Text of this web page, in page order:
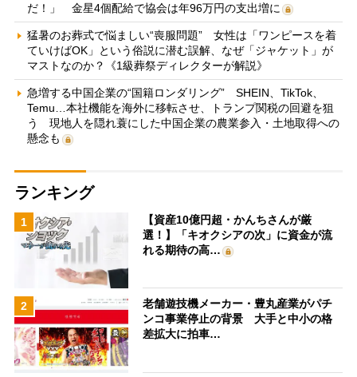
だ！」 金星4個配給で協会は年96万円の支出増に
猛暑のお葬式で悩ましい“喪服問題” 女性は「ワンピースを着
ていけばOK」という俗説に潜む誤解、なぜ「ジャケット」が
マストなのか？《1級葬祭ディレクターが解説》
急増する中国企業の“国籍ロンダリング” SHEIN、TikTok、
Temu…本社機能を海外に移転させ、トランプ関税の回避を狙
う 現地人を隠れ蓑にした中国企業の農業参入・土地取得への
懸念も
ランキング
1
【資産10億円超・かんちさんが厳
選！】「キオクシアの次」に資金が流
れる期待の高…
2
老舗遊技機メーカー・豊丸産業がパチ
ンコ事業停止の背景 大手と中小の格
差拡大に拍車…